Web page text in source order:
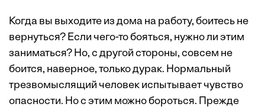
Когда вы выходите из дома на работу, боитесь не
вернуться? Если чего-то бояться, нужно ли этим
заниматься? Но, с другой стороны, совсем не
боится, наверное, только дурак. Нормальный
трезвомыслящий человек испытывает чувство
опасности. Но с этим можно бороться. Прежде